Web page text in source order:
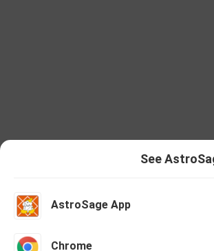
See
AstroSage App
Chrome
Talk To Astrologer